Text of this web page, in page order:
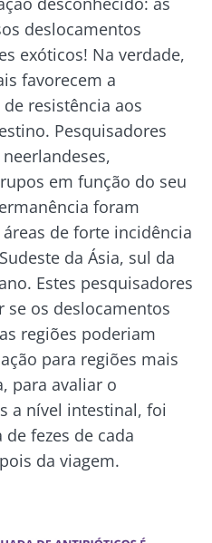
deslocamentos
exóticos! Na verdade,
favorecem a
de resistência aos
Pesquisadores
em função do seu
foram
de forte incidência
da Ásia, sul da
Estes pesquisadores
os deslocamentos
regiões poderiam
para regiões mais
para avaliar o
a nível intestinal, foi
fezes de cada
da viagem.
da microbiota e